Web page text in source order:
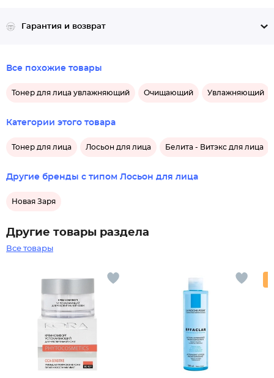
D-пантенол обладает заживляющим и смягчающим
*доказано компанией Codif (France)
Гарантия и возврат
Все похожие товары
Тонер для лица увлажняющий Очищающий Увлажняющий
Категории этого товара
Тонер для лица Лосьон для лица Белита - Витэкс для лица
Другие бренды с типом Лосьон для лица
Новая Заря
Другие товары раздела
Все товары